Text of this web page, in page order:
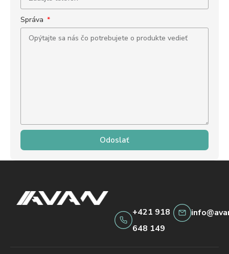
Správa
Odoslať
+421 918
648 149